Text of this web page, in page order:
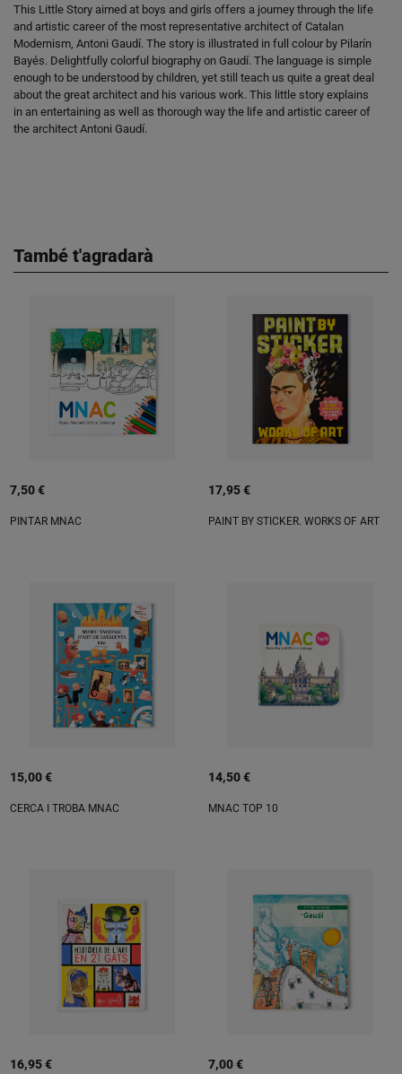
This Little Story aimed at boys and girls offers a journey through the life
and artistic career of the most representative architect of Catalan
Modernism, Antoni Gaudí. The story is illustrated in full colour by Pilarín
Bayés. Delightfully colorful biography on Gaudí. The language is simple
enough to be understood by children, yet still teach us quite a great deal
about the great architect and his various work. This little story explains
in an entertaining as well as thorough way the life and artistic career of
the architect Antoni Gaudí.
També t'agradarà
7,50 €
PINTAR MNAC
17,95 €
PAINT BY STICKER. WORKS OF ART
15,00 €
CERCA I TROBA MNAC
14,50 €
MNAC TOP 10
16,95 € 7,00 €